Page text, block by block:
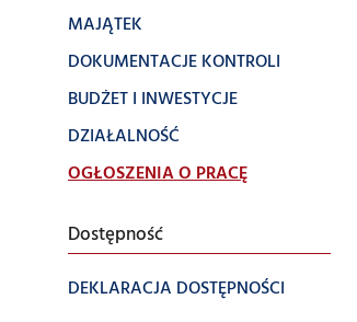
MAJĄTEK
DOKUMENTACJE KONTROLI
BUDŻET I INWESTYCJE
DZIAŁALNOŚĆ
OGŁOSZENIA O PRACĘ
Dostępność
DEKLARACJA DOSTĘPNOŚCI